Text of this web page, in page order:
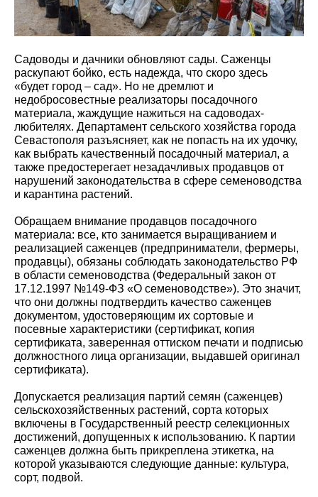
Садоводы и дачники обновляют сады. Саженцы
раскупают бойко, есть надежда, что скоро здесь
«будет город – сад». Но не дремлют и
недобросовестные реализаторы посадочного
материала, жаждущие нажиться на садоводах-
любителях. Департамент сельского хозяйства города
Севастополя разъясняет, как не попасть на их удочку,
как выбрать качественный посадочный материал, а
также предостерегает незадачливых продавцов от
нарушений законодательства в сфере семеноводства
и карантина растений.
Обращаем внимание продавцов посадочного
материала: все, кто занимается выращиванием и
реализацией саженцев (предприниматели, фермеры,
продавцы), обязаны соблюдать законодательство РФ
в области семеноводства (Федеральный закон от
17.12.1997 №149-ФЗ «О семеноводстве»). Это значит,
что они должны подтвердить качество саженцев
документом, удостоверяющим их сортовые и
посевные характеристики (сертификат, копия
сертификата, заверенная оттиском печати и подписью
должностного лица организации, выдавшей оригинал
сертификата).
Допускается реализация партий семян (саженцев)
сельскохозяйственных растений, сорта которых
включены в Государственный реестр селекционных
достижений, допущенных к использованию. К партии
саженцев должна быть прикреплена этикетка, на
которой указываются следующие данные: культура,
сорт, подвой.